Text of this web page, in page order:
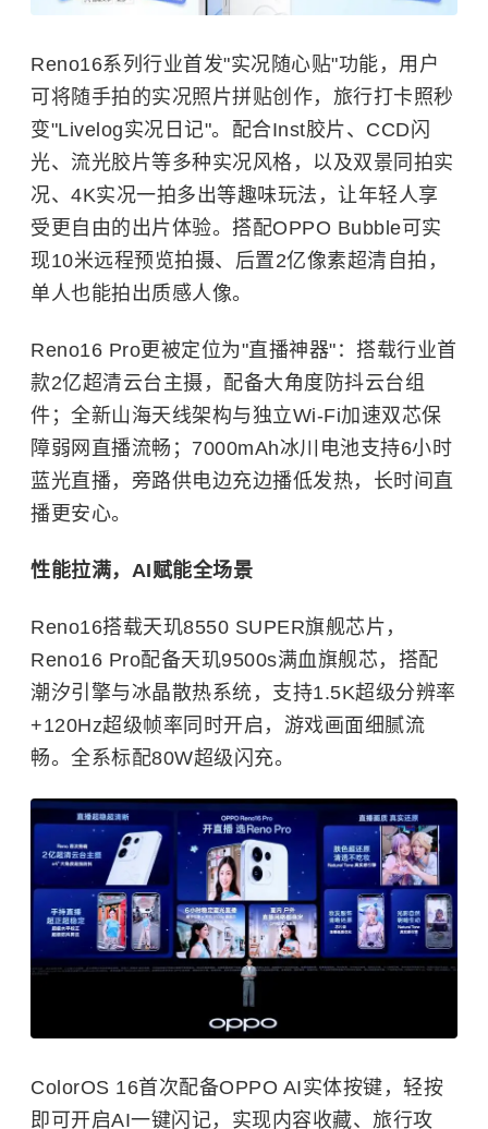
Reno16系列行业首发"实况随心贴"功能，用户
可将随手拍的实况照片拼贴创作，旅行打卡照秒
变"Livelog实况日记"。配合Inst胶片、CCD闪
光、流光胶片等多种实况风格，以及双景同拍实
况、4K实况一拍多出等趣味玩法，让年轻人享
受更自由的出片体验。搭配OPPO Bubble可实
现10米远程预览拍摄、后置2亿像素超清自拍，
单人也能拍出质感人像。
Reno16 Pro更被定位为"直播神器"：搭载行业首
款2亿超清云台主摄，配备大角度防抖云台组
件；全新山海天线架构与独立Wi-Fi加速双芯保
障弱网直播流畅；7000mAh冰川电池支持6小时
蓝光直播，旁路供电边充边播低发热，长时间直
播更安心。
性能拉满，AI赋能全场景
Reno16搭载天玑8550 SUPER旗舰芯片，
Reno16 Pro配备天玑9500s满血旗舰芯，搭配
潮汐引擎与冰晶散热系统，支持1.5K超级分辨率
+120Hz超级帧率同时开启，游戏画面细腻流
畅。全系标配80W超级闪充。
ColorOS 16首次配备OPPO AI实体按键，轻按
即可开启AI一键闪记，实现内容收藏、旅行攻